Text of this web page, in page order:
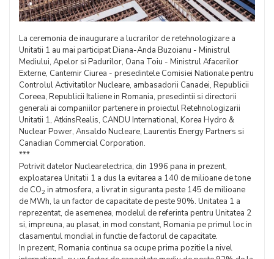
La ceremonia de inaugurare a lucrarilor de retehnologizare a
Unitatii 1 au mai participat Diana-Anda Buzoianu - Ministrul
Mediului, Apelor si Padurilor, Oana Toiu - Ministrul Afacerilor
Externe, Cantemir Ciurea - presedintele Comisiei Nationale pentru
Controlul Activitatilor Nucleare, ambasadorii Canadei, Republicii
Coreea, Republicii Italiene in Romania, presedintii si directorii
generali ai companiilor partenere in proiectul Retehnologizarii
Unitatii 1, AtkinsRealis, CANDU International, Korea Hydro &
Nuclear Power, Ansaldo Nucleare, Laurentis Energy Partners si
Canadian Commercial Corporation.
***
Potrivit datelor Nuclearelectrica, din 1996 pana in prezent,
exploatarea Unitatii 1 a dus la evitarea a 140 de milioane de tone
de CO2 in atmosfera, a livrat in siguranta peste 145 de milioane
de MWh, la un factor de capacitate de peste 90%. Unitatea 1 a
reprezentat, de asemenea, modelul de referinta pentru Unitatea 2
si, impreuna, au plasat, in mod constant, Romania pe primul loc in
clasamentul mondial in functie de factorul de capacitate.
In prezent, Romania continua sa ocupe prima pozitie la nivel